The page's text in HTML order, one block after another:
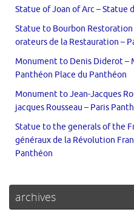
Statue of Joan of Arc – Statue
Statue to Bourbon
orateurs de la Restauration –
Monument to Denis Diderot –
Panthéon Place du Panthéon
Monument to Jean-Jacques
jacques Rousseau – Paris
Statue to the generals of the
généraux de la Révolution
Panthéon
archives